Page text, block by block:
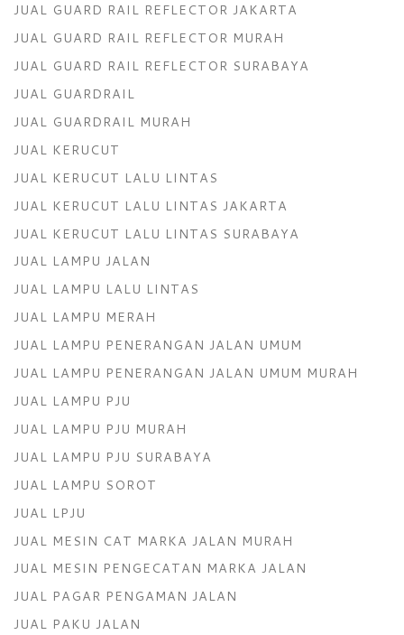
JUAL GUARD RAIL REFLECTOR JAKARTA
JUAL GUARD RAIL REFLECTOR MURAH
JUAL GUARD RAIL REFLECTOR SURABAYA
JUAL GUARDRAIL
JUAL GUARDRAIL MURAH
JUAL KERUCUT
JUAL KERUCUT LALU LINTAS
JUAL KERUCUT LALU LINTAS JAKARTA
JUAL KERUCUT LALU LINTAS SURABAYA
JUAL LAMPU JALAN
JUAL LAMPU LALU LINTAS
JUAL LAMPU MERAH
JUAL LAMPU PENERANGAN JALAN UMUM
JUAL LAMPU PENERANGAN JALAN UMUM MURAH
JUAL LAMPU PJU
JUAL LAMPU PJU MURAH
JUAL LAMPU PJU SURABAYA
JUAL LAMPU SOROT
JUAL LPJU
JUAL MESIN CAT MARKA JALAN MURAH
JUAL MESIN PENGECATAN MARKA JALAN
JUAL PAGAR PENGAMAN JALAN
JUAL PAKU JALAN